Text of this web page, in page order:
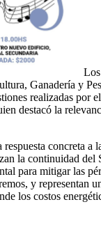
Ganadería y
realizadas por
destacó la
concreta a
la continuidad del
para mitigar las
y representan
los costos